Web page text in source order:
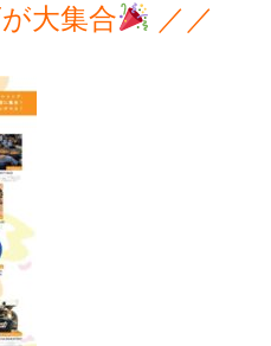
大集合 ／／